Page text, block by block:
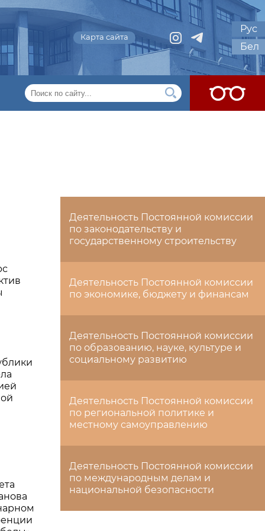
Карта сайта
Рус
Бел
Деятельность Постоянной комиссии
по законодательству и
государственному строительству
Деятельность Постоянной комиссии
по экономике, бюджету и финансам
Деятельность Постоянной комиссии
по образованию, науке, культуре и
социальному развитию
Деятельность Постоянной комиссии
по региональной политике и
местному самоуправлению
Деятельность Постоянной комиссии
по международным делам и
национальной безопасности